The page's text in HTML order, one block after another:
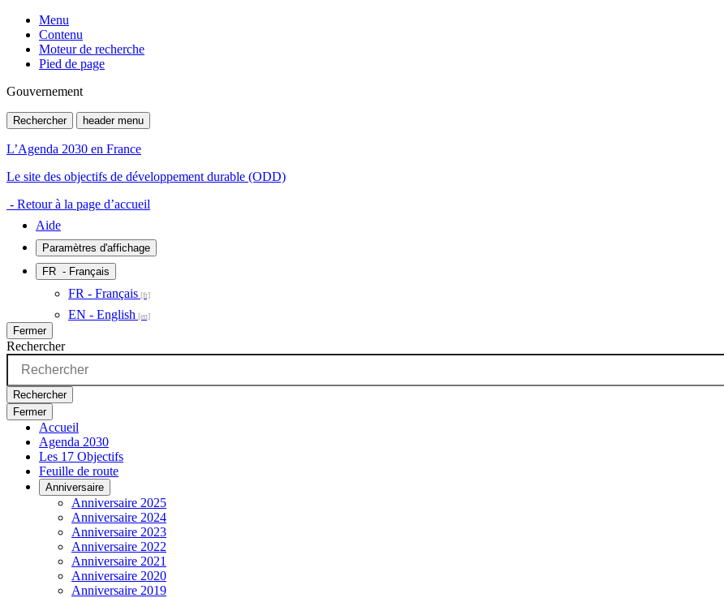
Menu
Contenu
Moteur de recherche
Pied de page
Gouvernement
Rechercher header menu
L’Agenda 2030 en France
Le site des objectifs de développement durable (ODD)
- Retour à la page d’accueil
Aide
Paramètres d'affichage
FR - Français
FR - Français
EN - English
Fermer
Rechercher
Rechercher
Fermer
Accueil
Agenda 2030
Les 17 Objectifs
Feuille de route
Anniversaire
Anniversaire 2025
Anniversaire 2024
Anniversaire 2023
Anniversaire 2022
Anniversaire 2021
Anniversaire 2020
Anniversaire 2019